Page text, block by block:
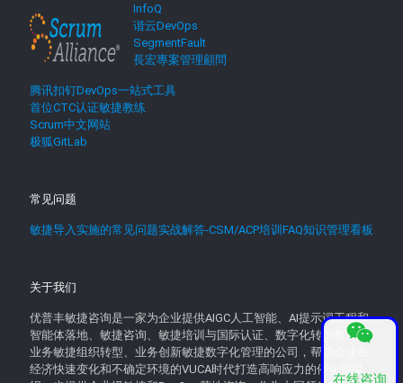
InfoQ
谐云DevOps
SegmentFault
長宏專案管理顧問
腾讯扣钉DevOps一站式工具
首位CTC认证敏捷教练
Scrum中文网站
极狐GitLab
常见问题
敏捷导入实施的常见问题实战解答-CSM/ACP培训FAQ知识管理看板
关于我们
优普丰敏捷咨询是一家为企业提供AIGC人工智能、AI提示词工程和
智能体落地、敏捷咨询、敏捷培训与国际认证、数字化转型教育、
业务敏捷组织转型、业务创新敏捷数字化管理的公司，帮助企业在
经济快速变化和不确定环境的VUCA时代打造高响应力的催化型组
在线咨询